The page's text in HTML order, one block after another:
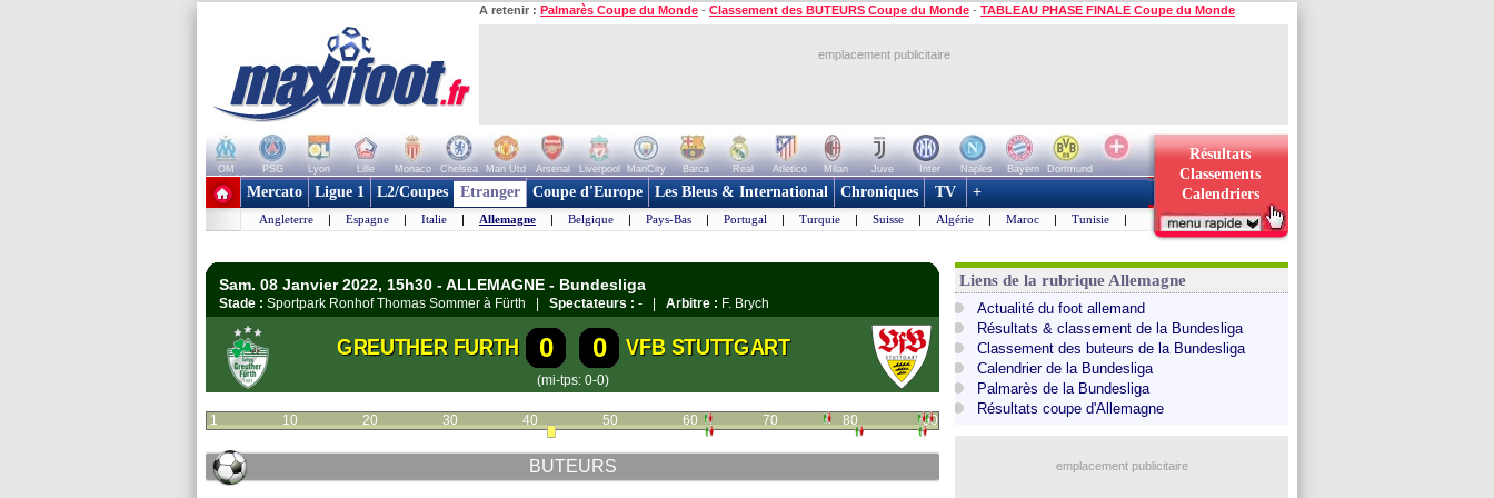
A retenir : Palmarès Coupe du Monde - Classement des BUTEURS Coupe du Monde - TABLEAU PHASE FINALE Coupe du Monde
emplacement publicitaire
OM PSG Lyon Lille Monaco Chelsea Man Utd Arsenal Liverpool ManCity Barca Real Atletico Milan Juve Inter Naples Bayern
Dortmund
+ de clubs
Résultats
Classements
Calendriers
Mercato Ligue 1 L2/Coupes Etranger Coupe d'Europe Les Bleus & International Chroniques TV +
Angleterre | Espagne | Italie | Allemagne | Belgique | Pays-Bas | Portugal | Turquie | Suisse | Algérie | Maroc | Tunisie |
Sam. 08 Janvier 2022, 15h30 - ALLEMAGNE - Bundesliga
Stade : Sportpark Ronhof Thomas Sommer à Fürth | Spectateurs : - | Arbitre : F. Brych
GREUTHER FURTH 0 0 VFB STUTTGART
(mi-tps: 0-0)
1 10 20 30 40 50 60 70 80 90
BUTEURS
Liens de la rubrique Allemagne
Actualité du foot allemand
Résultats & classement de la Bundesliga
Classement des buteurs de la Bundesliga
Calendrier de la Bundesliga
Palmarès de la Bundesliga
Résultats coupe d'Allemagne
emplacement publicitaire